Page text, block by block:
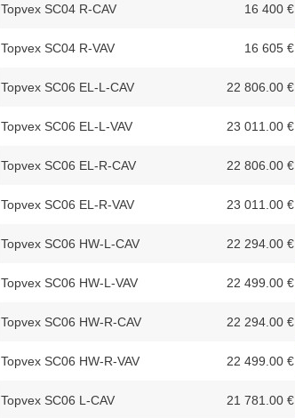
Topvex SC04 R-CAV 16 400 €
Topvex SC04 R-VAV 16 605 €
Topvex SC06 EL-L-CAV 22 806.00 €
Topvex SC06 EL-L-VAV 23 011.00 €
Topvex SC06 EL-R-CAV 22 806.00 €
Topvex SC06 EL-R-VAV 23 011.00 €
Topvex SC06 HW-L-CAV 22 294.00 €
Topvex SC06 HW-L-VAV 22 499.00 €
Topvex SC06 HW-R-CAV 22 294.00 €
Topvex SC06 HW-R-VAV 22 499.00 €
Topvex SC06 L-CAV 21 781.00 €